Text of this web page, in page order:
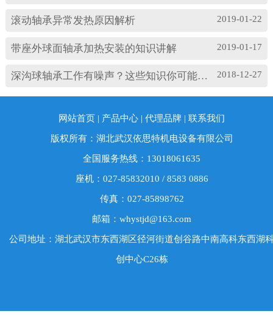
损坏等。 另外，造成耐高温轴承出现异常振...
2019-01-22
滚动轴承异常发热原因解析
2019-01-17
带座外球面轴承加热安装的知识讲解
2018-12-27
深沟球轴承工作有噪声？这些知识你可能忽略了
网站首页 | 产品中心 |代理品牌 |联系我们
版权所有：湖北武汉依思特机电设备有限公司
全国服务热线：13018061635
座机：027-85832010 / 8583 0886
传真：027-85898762
邮箱：whystjd@163.com
公司地址：湖北武汉市东西湖区径河街道创谷路中南高科东西湖
创中心C26栋